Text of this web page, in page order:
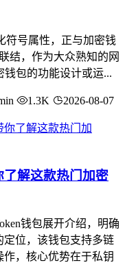
符号属性，正与加密钱
结，作为大众熟知的网
钱包的功能设计或运...
1.3K 2026-08-07
解这款热门加密
钱包展开介绍，明确
位，该钱包支持多链
，核心优势在于私钥